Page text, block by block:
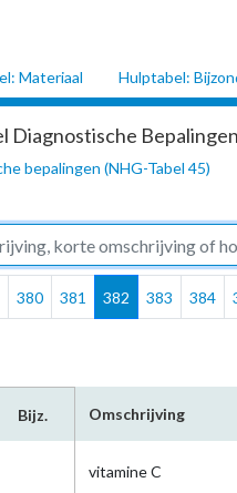
Materiaal Hulptabel:
Diagnostische
bepalingen (NHG-Tabel 45)
380 381 382 383 384
Bijz. Omschrijving
vitamine C